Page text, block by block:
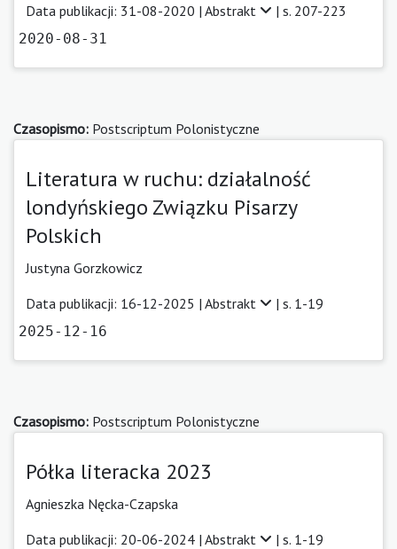
Data publikacji: 31-08-2020 | Abstrakt | s. 207-223
2020-08-31
Czasopismo: Postscriptum Polonistyczne
Literatura w ruchu: działalność
londyńskiego Związku Pisarzy
Polskich
Justyna Gorzkowicz
Data publikacji: 16-12-2025 | Abstrakt | s. 1-19
2025-12-16
Czasopismo: Postscriptum Polonistyczne
Półka literacka 2023
Agnieszka Nęcka-Czapska
Data publikacji: 20-06-2024 | Abstrakt | s. 1-19